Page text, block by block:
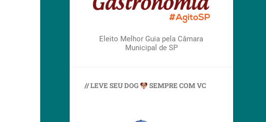
Eleito Melhor Guia pela Câmara
Municipal de SP
// LEVE SEU DOG SEMPRE COM VC